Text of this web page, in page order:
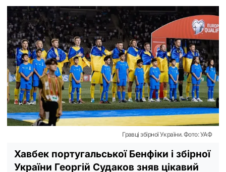
Гравці збірної України. Фото: УАФ
Хавбек португальської Бенфіки і збірної
України Георгій Судаков зняв цікавий